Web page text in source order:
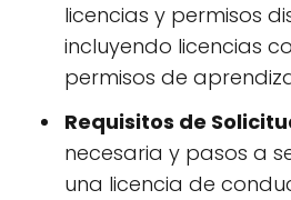
licencias y permisos
incluyendo licencias
permisos de
Requisitos de
necesaria y pasos a
una licencia de